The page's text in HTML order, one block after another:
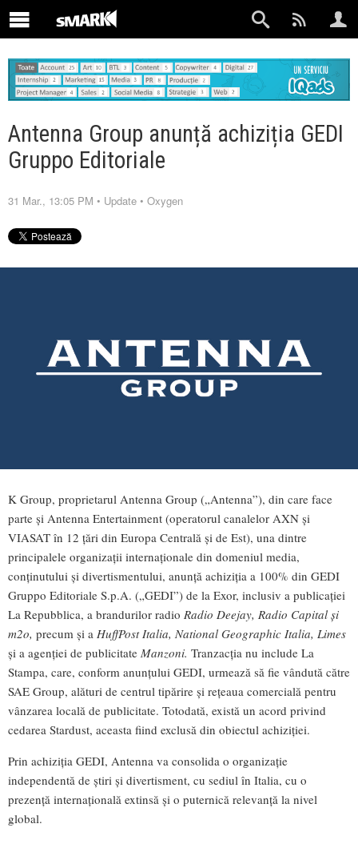
Antenna Group anunță achiziția GEDI
Gruppo Editoriale
31 Mar., 13:05 PM • Update • Oxygen
K Group, proprietarul Antenna Group („Antenna”), din care face
parte și Antenna Entertainment (operatorul canalelor AXN și
VIASAT în 12 țări din Europa Centrală și de Est), una dintre
principalele organizații internaționale din domeniul media,
conținutului și divertismentului, anunță achiziția a 100% din GEDI
Gruppo Editoriale S.p.A. („GEDI”) de la Exor, inclusiv a publicației
La Repubblica, a brandurilor radio Radio Deejay, Radio Capital și
m2o, precum și a HuffPost Italia, National Geographic Italia, Limes
și a agenției de publicitate Manzoni. Tranzacția nu include La
Stampa, care, conform anunțului GEDI, urmează să fie vândută către
SAE Group, alături de centrul tipărire și rețeaua comercială pentru
vânzarea locală de publicitate. Totodată, există un acord privind
cedarea Stardust, aceasta fiind exclusă din obiectul achiziției.
Prin achiziția GEDI, Antenna va consolida o organizație
independentă de știri și divertisment, cu sediul în Italia, cu o
prezență internațională extinsă și o puternică relevanță la nivel
global.